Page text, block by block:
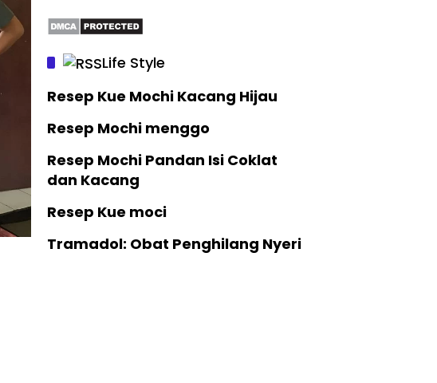
Life Style
Resep Kue Mochi Kacang Hijau
Resep Mochi menggo
Resep Mochi Pandan Isi Coklat
dan Kacang
Resep Kue moci
Tramadol: Obat Penghilang Nyeri